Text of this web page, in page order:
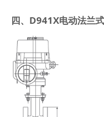
四、D941X电动法兰